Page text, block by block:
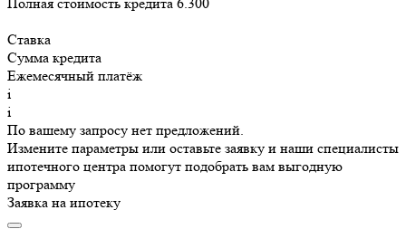
Полная стоимость кредита 6.300
Ставка
Сумма кредита
Ежемесячный платёж
i
i
По вашему запросу нет предложений.
Измените параметры или оставьте заявку и наши специалисты
ипотечного центра помогут подобрать вам выгодную
программу
Заявка на ипотеку